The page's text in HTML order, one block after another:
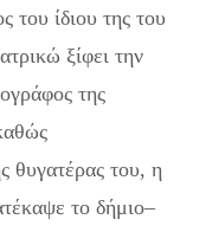
του ίδιου της του
ξίφει την
της
θυγατέρας του, η
το δήμιο–